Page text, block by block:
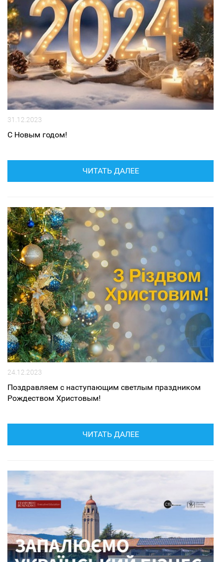
31.12.2023
С Новым годом!
ЧИТАТЬ ДАЛЕЕ
24.12.2023
Поздравляем с наступающим светлым праздником
Рождеством Христовым!
ЧИТАТЬ ДАЛЕЕ